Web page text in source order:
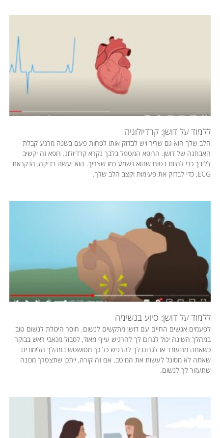
ללמוד על דושן: קרדיולוגיה
הלב שלך הוא גם שריר ויש לבדוק אותו לפחות פעם בשנה מרגע קבלת
האבחנה של דושן. הרופא המטפל בלבך נקרא קרדיולוג. רופא זה יקשיב
לליבך כדי להיות בטוח שהוא נשמע כמו שצריך. הוא יעשה בדיקה, הנקראת
ECG, כדי לבדוק את פעימות וקצב הלב שלך.
ללמוד על דושן: סיוע בנשימה
לפעמים אנשים החיים עם דושן מתקשים לנשום. חוסר היכולת לנשום טוב
במהלך השינה יכול לגרום לך להרגיש עייף מאוד, לסבול מכאבי ראש בבוקר
כשאתה מתעורר או לגרום לך להרגיש כל כך מטושטש במהלך הלימודים
שאתה לא מסוגל לעשות את המיטב. אם זה קורה, ייתכן שתצטרך מכונה
שתעזור לך לנשום.